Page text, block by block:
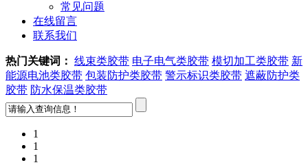
常见问题
在线留言
联系我们
热门关键词： 线束类胶带 电子电气类胶带 模切加工类胶带 新
能源电池类胶带 包装防护类胶带 警示标识类胶带 遮蔽防护类
胶带 防水保温类胶带
1
1
1